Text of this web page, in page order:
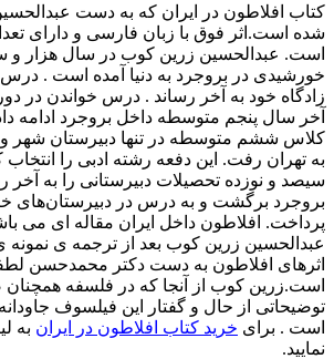
کتاب افلاطون در ایران که به دست
شده است.اثر فوق با زبان فارسی و دارای
است. عبدالحسین زرین‌ کوب در سال هزار
خورشیدی در بروجرد به دنیا آمده است . درس
زادگاه خود به آخر رساند . درس خواندن در
آخر سال پنجم متوسطه داخل بروجرد ادامه
کلاس ششم متوسطه در تنها دبیرستان شهر
به تهران رفت. این دفعه رشته ادبی را
سیصد و نوزده تحصیلات دبیرستانی را به آخر
بروجرد برگشت و به درس در دبیرستان‌های
پرداخت. افلاطون داخل ایران مقاله ای می
عبدالحسین زرین کوب بعد از ترجمه ی
اثرهای افلاطون به دست دکتر محمدحسن
است.زرین کوب از آنجا که در فلسفه همچنان
توضیحاتی از حال و گفتار این فیلسوف
است . برای خرید کتاب افلاطون در ایران به
نمایید.